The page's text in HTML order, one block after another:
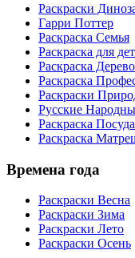
Раскраски
Гарри Поттер
Раскраска Семья
Раскраска для
Раскраска Дерево
Раскраска
Раскраски
Русские
Раскраска Посуда
Раскраска
Времена года
Раскраски Весна
Раскраски Зима
Раскраски Лето
Раскраски Осень